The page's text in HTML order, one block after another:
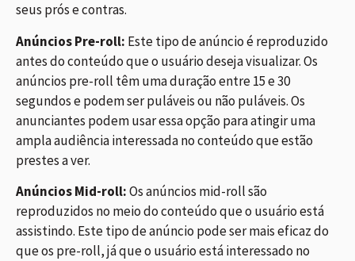
seus prós e contras.
Anúncios Pre-roll: Este tipo de anúncio é reproduzido
antes do conteúdo que o usuário deseja visualizar. Os
anúncios pre-roll têm uma duração entre 15 e 30
segundos e podem ser puláveis ou não puláveis. Os
anunciantes podem usar essa opção para atingir uma
ampla audiência interessada no conteúdo que estão
prestes a ver.
Anúncios Mid-roll:Os anúncios mid-roll são
reproduzidos no meio do conteúdo que o usuário está
assistindo. Este tipo de anúncio pode ser mais eficaz do
que os pre-roll, já que o usuário está interessado no